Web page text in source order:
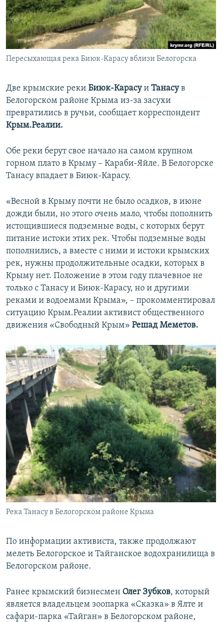
ПОБЕДИТЕЛЕЙ НЕ СУДЯТ?
КРЫМ.НЕПОКОРЕННЫЙ
ELIFBE
УКРАИНСКАЯ ПРОБЛЕМА КРЫМА
ПРИСОЕДИНЯЙТЕСЬ!
Пересыхающая река Биюк-Карасу вблизи Белогорска
Две крымские реки Биюк-Карасуи Танасув
Белогорском районе Крыма из-за засухи
превратились в ручьи, сообщает корреспондент
Крым.Реалии.
Обе реки берут свое начало на самом крупном
горном плато в Крыму – Караби-Яйле. В Белогорске
Танасу впадает в Биюк-Карасу.
«Весной в Крыму почти не было осадков, в июне
дожди были, но этого очень мало, чтобы пополнить
истощившиеся подземные воды, с которых берут
питание истоки этих рек. Чтобы подземные воды
пополнились, а вместе с ними и истоки крымских
рек, нужны продолжительные осадки, которых в
Крыму нет. Положение в этом году плачевное не
только с Танасу и Биюк-Карасу, но и другими
реками и водоемами Крыма», – прокомментировал
ситуацию Крым.Реалии активист общественного
движения «Свободный Крым» Решад Меметов.
Река Танасу в Белогорском районе Крыма
По информации активиста, также продолжают
мелеть Белогорское и Тайганское водохранилища в
Белогорском районе.
Ранее крымский бизнесмен Олег Зубков, который
является владельцем зоопарка «Сказка» в Ялте и
сафари-парка «Тайган» в Белогорском районе,